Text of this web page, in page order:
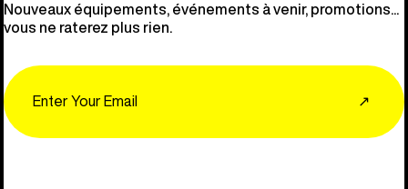
Nouveaux équipements, événements à venir, promotions...
vous ne raterez plus rien.
↗